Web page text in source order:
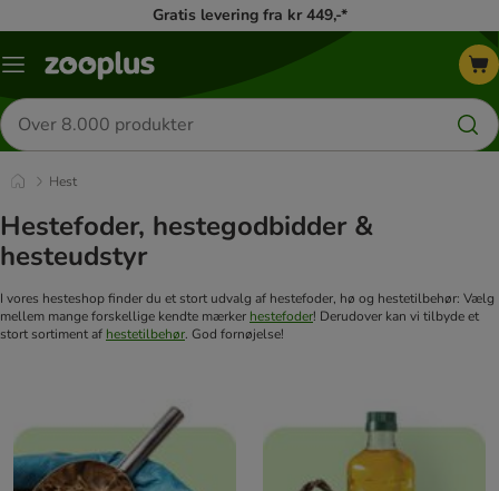
Gratis levering fra kr 449,-*
Menu
Søg
efter
produkter
Hest
Hestefoder, hestegodbidder &
hesteudstyr
I vores hesteshop finder du et stort udvalg af hestefoder, hø og hestetilbehør: Vælg
mellem mange forskellige kendte mærker hestefoder! Derudover kan vi tilbyde et
stort sortiment af hestetilbehør. God fornøjelse!